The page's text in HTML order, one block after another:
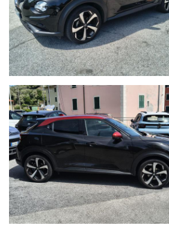
Sicurezza e Assistenza alla Guida
Sensori di parcheggio posteriori
Frenata d'emergenza intelligente
Mantenimento della corsia
Riconoscimento segnali stradali.
Cruise Control e limitatore di
Comfort e Interni
Climatizzatore automatico.
Freno di stazionamento elettrico
Volante in pelle multifunzione.
Selettore modalità di guida (D-
Sensore pioggia e luci